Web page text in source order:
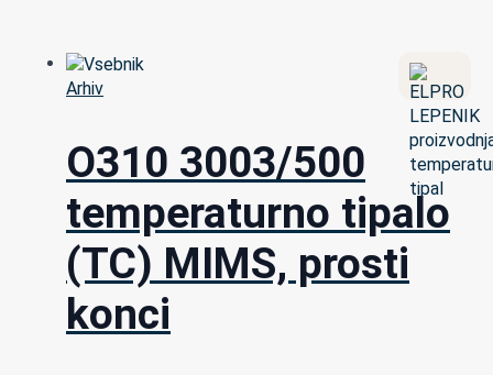
Arhiv
O310 3003/500
temperaturno tipalo
(TC) MIMS, prosti
konci